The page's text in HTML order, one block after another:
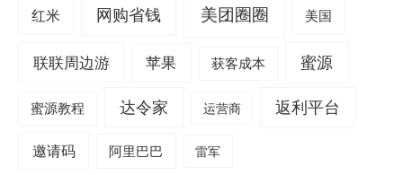
红米 网购省钱 美团圈圈 美国
联联周边游 苹果 获客成本 蜜源
蜜源教程 达令家 运营商 返利平台
邀请码 阿里巴巴 雷军